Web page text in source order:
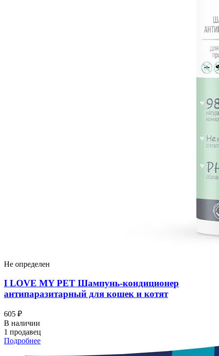
Не определен
I LOVЕ MY PET Шампунь-кондиционер
антипаразитарный для кошек и котят
605 ₽
В наличии
1 продавец
Подробнее